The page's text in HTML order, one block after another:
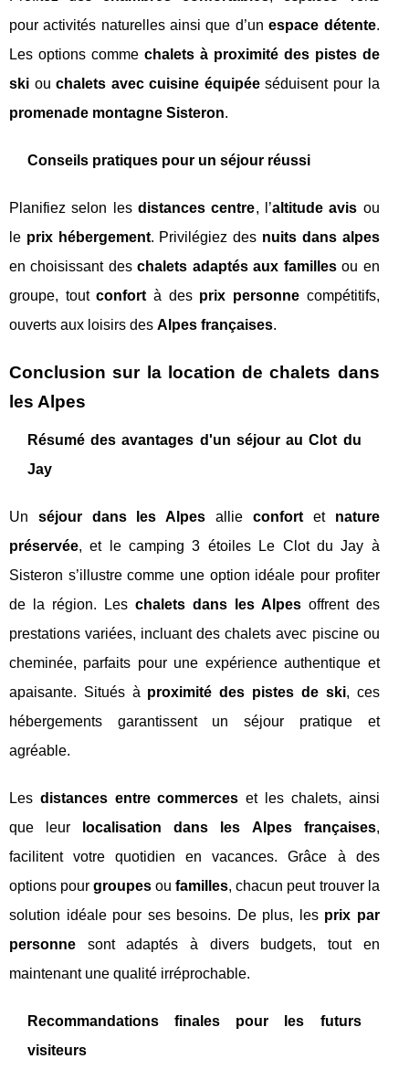
pour activités naturelles ainsi que d’unespace détente.
Les options comme chalets à proximité des pistes de
ski ouchalets avec cuisine équipéeséduisent pour la
promenade montagne Sisteron.
Conseils pratiques pour un séjour réussi
Planifiez selon lesdistances centre, l’altitude avis ou
le prix hébergement. Privilégiez des nuits dans alpes
en choisissant deschalets adaptés aux famillesou en
groupe, toutconfort à des prix personnecompétitifs,
ouverts aux loisirs des Alpes françaises.
Conclusion sur la location de chalets dans
les Alpes
Résumé des avantages d'un séjour au Clot du
Jay
Un séjour dans les Alpes allie confortet nature
préservée, et le camping 3 étoiles Le Clot du Jay à
Sisteron s’illustre comme une option idéale pour profiter
de la région. Les chalets dans les Alpesoffrent des
prestations variées, incluant des chalets avec piscine ou
cheminée, parfaits pour une expérience authentique et
apaisante. Situés à proximité des pistes de ski, ces
hébergements garantissent un séjour pratique et
agréable.
Les distances entre commerces et les chalets, ainsi
que leur
localisation dans les Alpes françaises,
facilitent votre quotidien en vacances. Grâce à des
options pourgroupes oufamilles, chacun peut trouver la
solution idéale pour ses besoins. De plus, les prix par
personne sont adaptés à divers budgets, tout en
maintenant une qualité irréprochable.
Recommandations finales pour les futurs
visiteurs